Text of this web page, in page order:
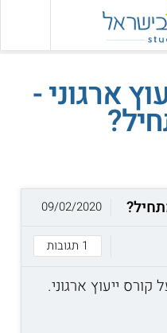
ארגוני -
1 תגובות
09/02/2020
ייעוץ ארגוני.